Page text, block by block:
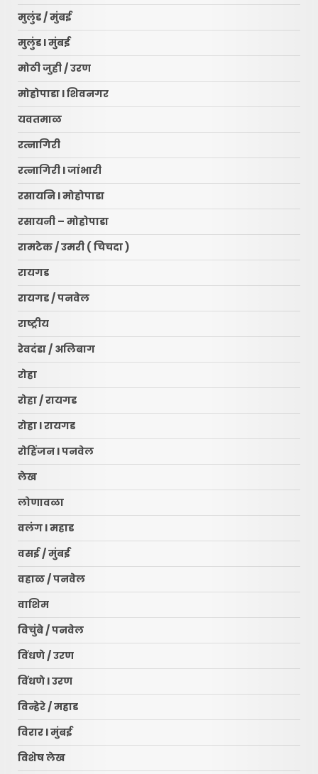
मुलुंड / मुंबई
मुलुंड l मुंबई
मोठी जुही / उरण
मोहोपाडा l शिवनगर
यवतमाळ
रत्नागिरी
रत्नागिरी l जांभारी
रसायनि l मोहोपाडा
रसायनी – मोहोपाडा
रामटेक / उमरी ( चिचदा )
रायगड
रायगड / पनवेल
राष्ट्रीय
रेवदंडा / अलिबाग
रोहा
रोहा / रायगड
रोहा l रायगड
रोहिंजन l पनवेल
लेख
लोणावळा
वलंग l महाड
वसई / मुंबई
वहाळ / पनवेल
वाशिम
विचुंबे / पनवेल
विंधणे / उरण
विंधणे l उरण
विन्हेरे / महाड
विरार l मुंबई
विशेष लेख
3
l दि. १० जुलै २०२६
करणार – सचिन केणी…